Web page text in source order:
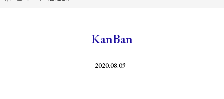
KanBan
2020.08.09